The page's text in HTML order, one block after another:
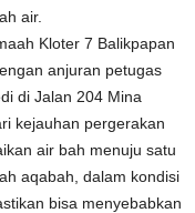
air.
Kloter 7 Balikpapan
anjuran petugas
di Jalan 204 Mina
kejauhan pergerakan
air bah menuju satu
aqabah, dalam kondisi
bisa menyebabkan